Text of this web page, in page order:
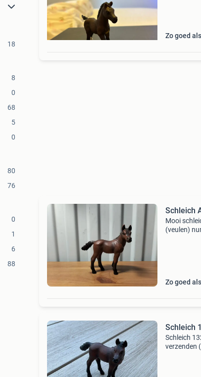
18
8
0
68
5
0
80
76
0
1
6
88
Zo goed
Schleich
Mooi
(veulen)
Zo goed
Schleich
Schleich
verzenden